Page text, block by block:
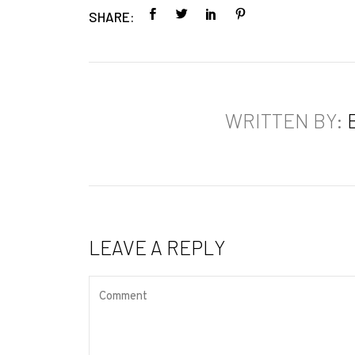
SHARE:
WRITTEN BY:
LEAVE A REPLY